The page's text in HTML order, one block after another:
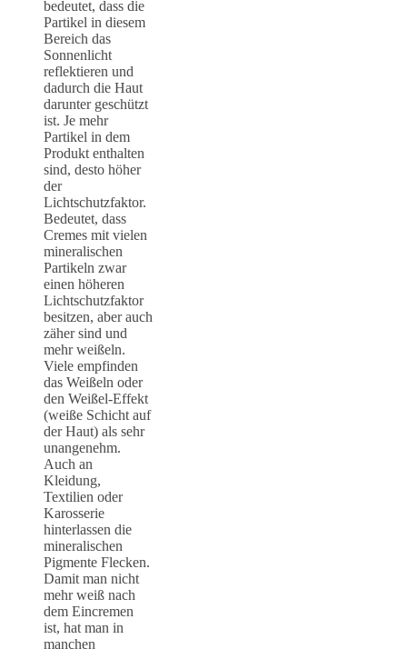
bedeutet, dass die
Partikel in diesem
Bereich das
Sonnenlicht
reflektieren und
dadurch die Haut
darunter geschützt
ist. Je mehr
Partikel in dem
Produkt enthalten
sind, desto höher
der
Lichtschutzfaktor.
Bedeutet, dass
Cremes mit vielen
mineralischen
Partikeln zwar
einen höheren
Lichtschutzfaktor
besitzen, aber auch
zäher sind und
mehr weißeln.
Viele empfinden
das Weißeln oder
den Weißel-Effekt
(weiße Schicht auf
der Haut) als sehr
unangenehm.
Auch an
Kleidung,
Textilien oder
Karosserie
hinterlassen die
mineralischen
Pigmente Flecken.
Damit man nicht
mehr weiß nach
dem Eincremen
ist, hat man in
manchen